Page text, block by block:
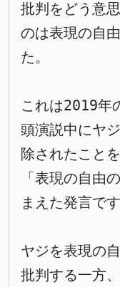
批判をどう意
のは表現の自
た。
これは2019年
頭演説中にヤ
除されたこと
「表現の自由
まえた発言です
ヤジを表現の
批判する一方